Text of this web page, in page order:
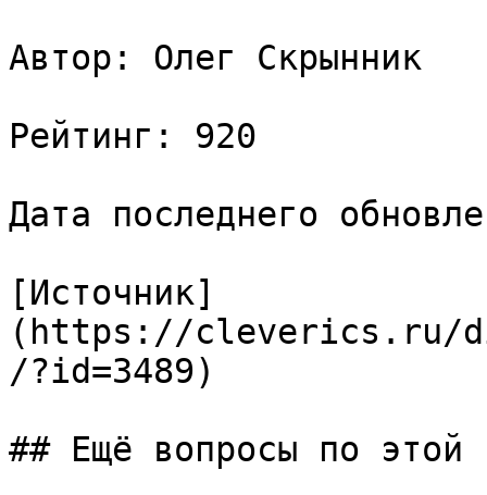
Автор: Олег Скрынник
Рейтинг: 920
Дата последнего
[Источник]
(https://cleverics.ru/
/?id=3489)
## Ещё вопросы по этой